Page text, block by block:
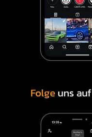
Folgeuns auf